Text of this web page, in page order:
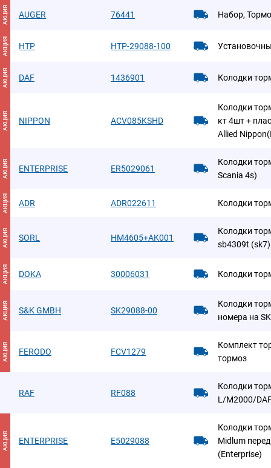
АКЦИЯ AUGER 76441 Набор,
АКЦИЯ HTP HTP-29088-100
АКЦИЯ DAF 1436901 Колодки
АКЦИЯ NIPPON ACV085KSHD
Колодки
кт 4шт +
Allied
АКЦИЯ ENTERPRISE ER5029061
Колодки
Scania 4s)
АКЦИЯ ADR ADR022611 Колодки
АКЦИЯ SORL HM4605+AK001
Колодки
sb4309t (sk7)
АКЦИЯ DOKA 30006031 Колодки
АКЦИЯ S&K GMBH SK29088-00
Колодки
номера на
АКЦИЯ FERODO FCV1279
Комплект
тормоз
RAF RF088
Колодки
L/M2000/
АКЦИЯ ENTERPRISE E5029088
Колодки
Midlum
(Enterprise)